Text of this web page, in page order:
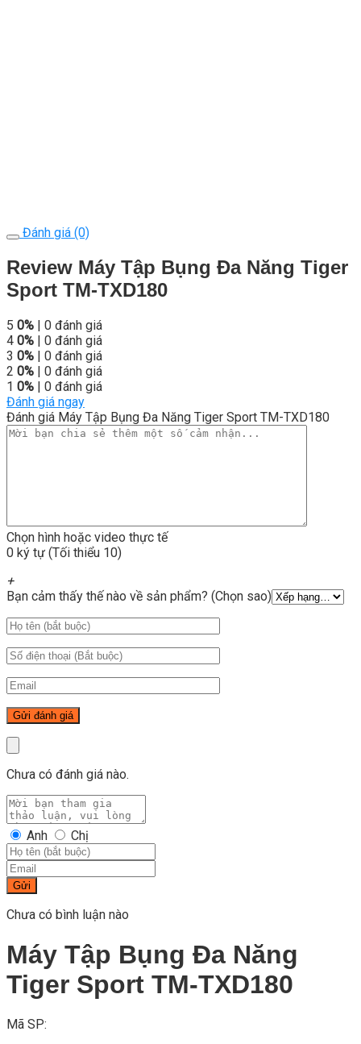
Đánh giá (0)
Review Máy Tập Bụng Đa Năng Tiger
Sport TM-TXD180
5 0% | 0 đánh giá
4 0% | 0 đánh giá
3 0% | 0 đánh giá
2 0% | 0 đánh giá
1 0% | 0 đánh giá
Đánh giá ngay
Đánh giá Máy Tập Bụng Đa Năng Tiger Sport TM-TXD180
Chọn hình hoặc video thực tế
0 ký tự (Tối thiểu 10)
+
Bạn cảm thấy thế nào về sản phẩm? (Chọn sao)
Chưa có đánh giá nào.
Anh Chị
Gửi
Chưa có bình luận nào
Máy Tập Bụng Đa Năng
Tiger Sport TM-TXD180
Mã SP: